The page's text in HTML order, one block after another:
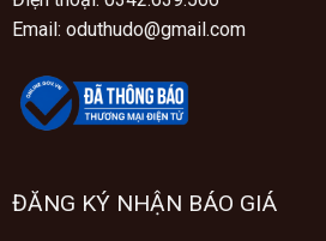
Email: oduthudo@gmail.com
ĐĂNG KÝ NHẬN BÁO GIÁ